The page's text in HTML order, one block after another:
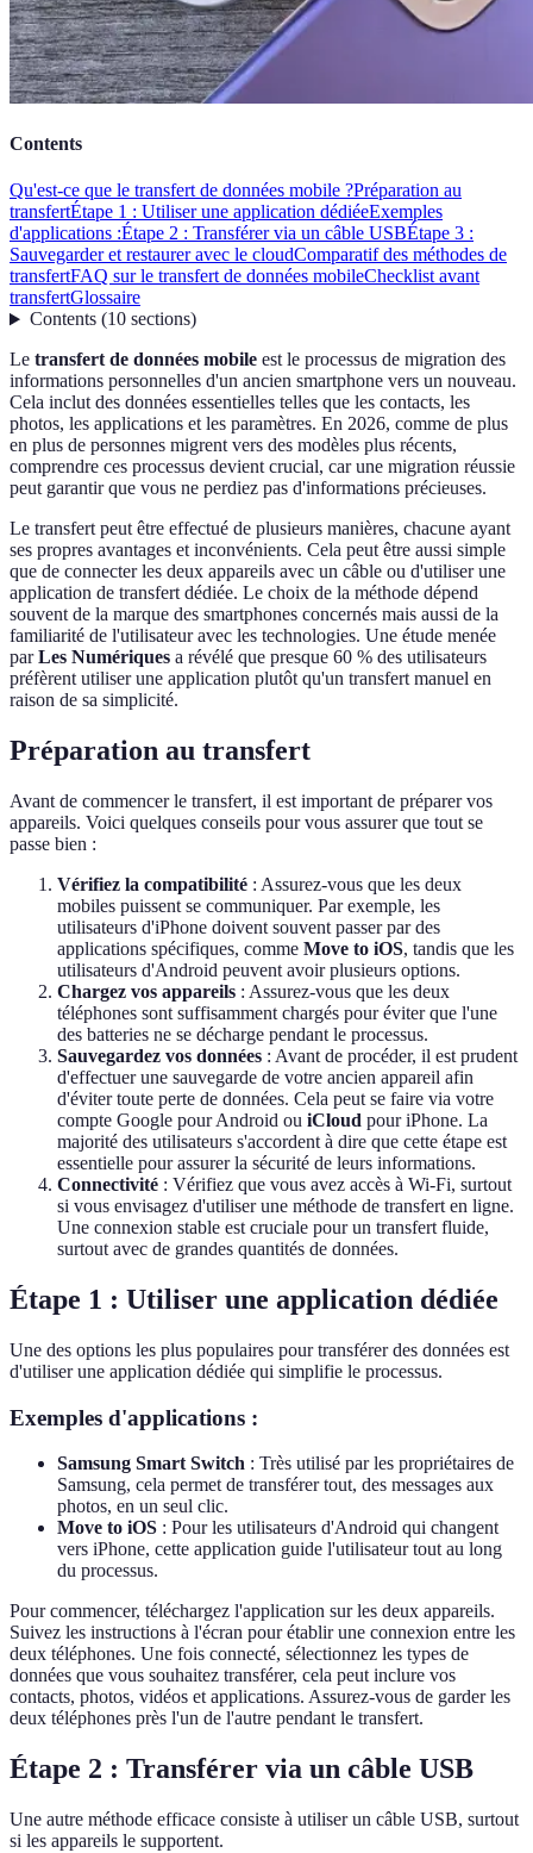
Contents
Qu'est-ce que le transfert de données mobile ?Préparation au
transfertÉtape 1 : Utiliser une application dédiéeExemples
d'applications :Étape 2 : Transférer via un câble USBÉtape 3 :
Sauvegarder et restaurer avec le cloudComparatif des méthodes de
transfertFAQ sur le transfert de données mobileChecklist avant
transfertGlossaire
Contents(10 sections)
Le transfert de données mobile est le processus de migration des
informations personnelles d'un ancien smartphone vers un nouveau.
Cela inclut des données essentielles telles que les contacts, les
photos, les applications et les paramètres. En 2026, comme de plus
en plus de personnes migrent vers des modèles plus récents,
comprendre ces processus devient crucial, car une migration réussie
peut garantir que vous ne perdiez pas d'informations précieuses.
Le transfert peut être effectué de plusieurs manières, chacune ayant
ses propres avantages et inconvénients. Cela peut être aussi simple
que de connecter les deux appareils avec un câble ou d'utiliser une
application de transfert dédiée. Le choix de la méthode dépend
souvent de la marque des smartphones concernés mais aussi de la
familiarité de l'utilisateur avec les technologies. Une étude menée
parLes Numériques a révélé que presque 60 % des utilisateurs
préfèrent utiliser une application plutôt qu'un transfert manuel en
raison de sa simplicité.
Préparation au transfert
Avant de commencer le transfert, il est important de préparer vos
appareils. Voici quelques conseils pour vous assurer que tout se
passe bien :
Vérifiez la compatibilité : Assurez-vous que les deux
mobiles puissent se communiquer. Par exemple, les
utilisateurs d'iPhone doivent souvent passer par des
applications spécifiques, comme Move to iOS, tandis que les
utilisateurs d'Android peuvent avoir plusieurs options.
Chargez vos appareils : Assurez-vous que les deux
téléphones sont suffisamment chargés pour éviter que l'une
des batteries ne se décharge pendant le processus.
Sauvegardez vos données : Avant de procéder, il est prudent
d'effectuer une sauvegarde de votre ancien appareil afin
d'éviter toute perte de données. Cela peut se faire via votre
compte Google pour Android ou iCloud pour iPhone. La
majorité des utilisateurs s'accordent à dire que cette étape est
essentielle pour assurer la sécurité de leurs informations.
Connectivité : Vérifiez que vous avez accès à Wi-Fi, surtout
si vous envisagez d'utiliser une méthode de transfert en ligne.
Une connexion stable est cruciale pour un transfert fluide,
surtout avec de grandes quantités de données.
Étape 1 : Utiliser une application dédiée
Une des options les plus populaires pour transférer des données est
d'utiliser une application dédiée qui simplifie le processus.
Exemples d'applications :
Samsung Smart Switch : Très utilisé par les propriétaires de
Samsung, cela permet de transférer tout, des messages aux
photos, en un seul clic.
Move to iOS : Pour les utilisateurs d'Android qui changent
vers iPhone, cette application guide l'utilisateur tout au long
du processus.
Pour commencer, téléchargez l'application sur les deux appareils.
Suivez les instructions à l'écran pour établir une connexion entre les
deux téléphones. Une fois connecté, sélectionnez les types de
données que vous souhaitez transférer, cela peut inclure vos
contacts, photos, vidéos et applications. Assurez-vous de garder les
deux téléphones près l'un de l'autre pendant le transfert.
Étape 2 : Transférer via un câble USB
Une autre méthode efficace consiste à utiliser un câble USB, surtout
si les appareils le supportent.